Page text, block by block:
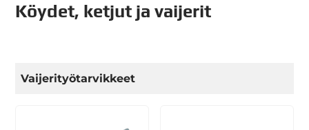
Köydet, ketjut ja vaijerit
Vaijerityötarvikkeet